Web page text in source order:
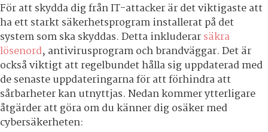
För att skydda dig från IT-attacker är det viktigaste att
ha ett starkt säkerhetsprogram installerat på det
system som ska skyddas. Detta inkluderarsäkra
lösenord, antivirusprogram och brandväggar. Det är
också viktigt att regelbundet hålla sig uppdaterad med
de senaste uppdateringarna för att förhindra att
sårbarheter kan utnyttjas. Nedan kommer ytterligare
åtgärder att göra om du känner dig osäker med
cybersäkerheten: